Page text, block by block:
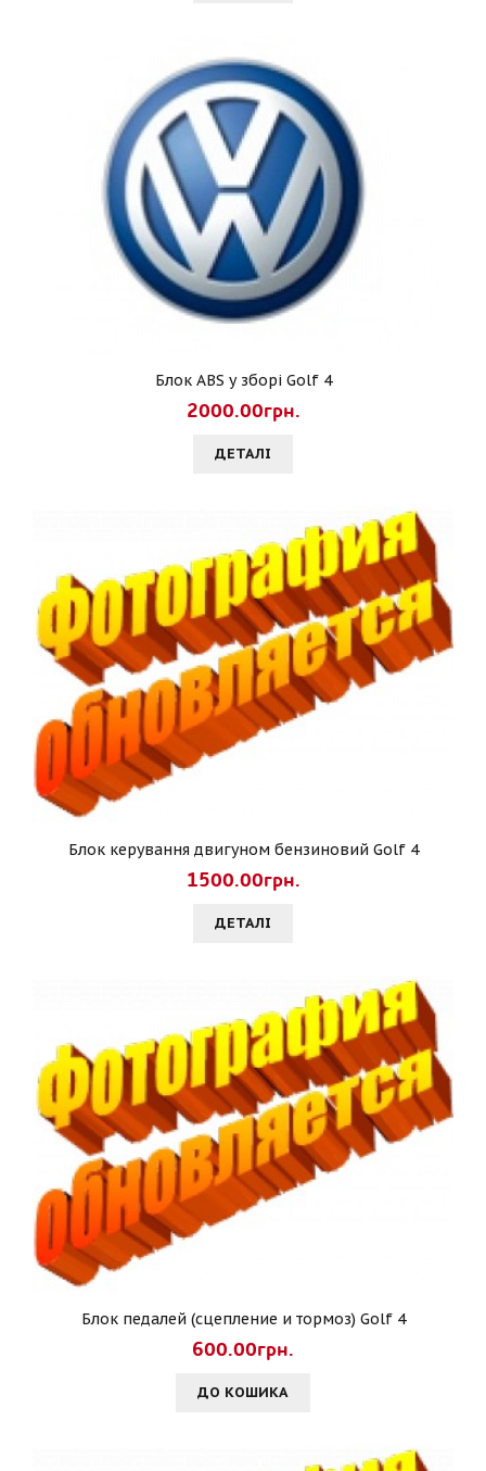
Блок ABS у зборі Golf 4
2000.00грн.
ДЕТАЛI
Блок керування двигуном бензиновий Golf 4
1500.00грн.
ДЕТАЛI
Блок педалей (сцепление и тормоз) Golf 4
600.00грн.
ДО КОШИКА